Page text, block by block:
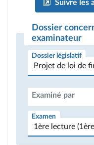
Suivre les
Dossier
examinateur
Dossier législatif
Examiné par
Examen